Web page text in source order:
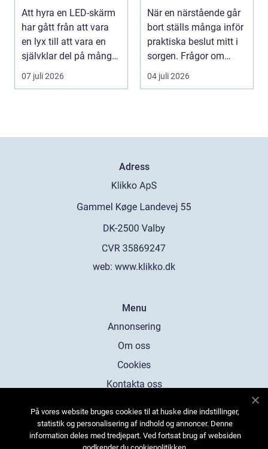
upplevelser på
event
Att hyra en LED-skärm
har gått från att vara
en lyx till att vara en
självklar del på många
event, m...
07 juli 2026
svår tid
När en närstående går
bort ställs många inför
praktiska beslut mitt i
sorgen. Frågor om
ceremoni, ju...
04 juli 2026
Adress
web: www.klikko.dk
Menu
Annonsering
Om oss
Cookies
Kontakta oss
På vores website bruges cookies til at huske dine indstillinger,
statistik og personalisering af indhold og annoncer. Denne
information deles med tredjepart. Ved fortsat brug af websiden